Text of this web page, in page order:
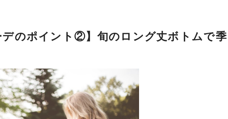
デのポイント②】旬のロング丈ボトムで季